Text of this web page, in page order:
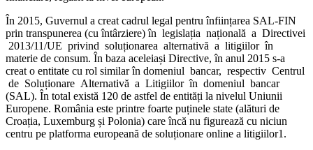
În 2015, Guvernul a creat cadrul legal pentru înființarea SAL-FIN
prin transpunerea (cu întârziere) în legislația națională a Directivei
2013/11/UE privind soluționarea alternativă a litigiilor în
materie de consum. În baza aceleiași Directive, în anul 2015 s-a
creat o entitate cu rol similar în domeniul bancar, respectiv Centrul
de Soluționare Alternativă a Litigiilor în domeniul bancar
(SAL). În total există 120 de astfel de entități la nivelul Uniunii
Europene. România este printre foarte puținele state (alături de
Croația, Luxemburg și Polonia) care încă nu figurează cu niciun
centru pe platforma europeană de soluționare online a litigiilor1.